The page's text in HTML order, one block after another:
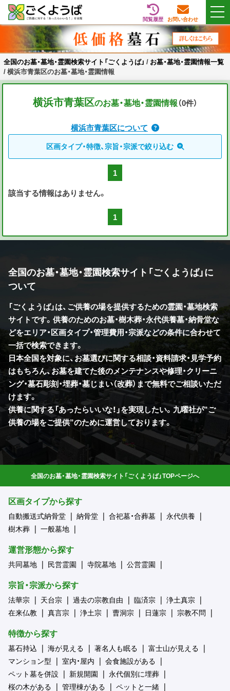
Skip
content
全国のお墓・墓地・霊園検索サイト「ごくようば」
ご供養をもっと身近に
閲覧履歴 お問い合わせ
全国のお墓・墓地・霊園検索サイト「ごくようば」 / お墓・墓地・霊園情報一覧
/横浜市青葉区のお墓・墓地・霊園情報
横浜市青葉区のお墓・墓地・霊園情報（0件）
横浜市青葉区について
区画タイプ・特徴、宗旨・宗派で絞り込む
1
該当する情報はありません。
1
全国のお墓・墓地・霊園検索サイト「ごくようば」に
ついて
「ごくようば」は、ご供養の場を提供するための霊園・墓地検索
サイトです。供養のためのお墓・樹木葬・永代供養墓・納骨堂な
どをエリア・区画タイプ・管理費用・宗派などの条件に合わせて
一括で検索できます。
日本全国を対象に、お墓選びに関する相談・資料請求・見学予約
はもちろん、お墓を建てた後のメンテナンスや修理・クリーニ
ング・墓石彫刻・埋葬・墓じまい（改葬）まで無料でご相談いただ
けます。
供養に関する「あったらいいな！」を実現したい。九曜社が”ご
供養の場をご提供”のために運営しております。
全国のお墓・墓地・霊園検索サイト「ごくようば」TOPページへ
区画タイプから探す
自動搬送式納骨堂 納骨堂 合祀墓・合葬墓
永代供養
樹木葬
一般墓地
運営形態から探す
共同墓地 民営霊園 寺院墓地 公営霊園
宗旨・宗派から探す
法華宗 天台宗 過去の宗教自由 臨済宗
浄土真宗
在来仏教
真言宗 浄土宗 曹洞宗 日蓮宗 宗教不問
特徴から探す
墓石持込 海が見える 著名人も眠る
富士山が見える
マンション型
室内・屋内
会食施設がある
ペット墓を併設
新規開園
永代個別に埋葬
桜の木がある
管理棟がある ペットと一緒